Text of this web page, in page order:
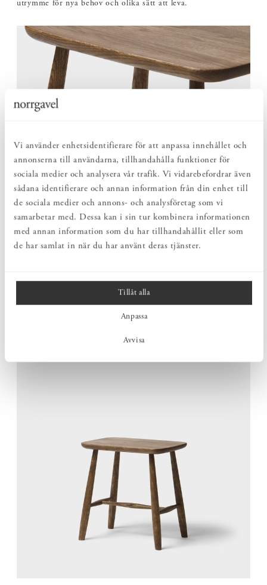
Vi använder enhetsidentifierare för att anpassa innehållet och
annonserna till användarna, tillhandahålla funktioner för
sociala medier och analysera vår trafik. Vi vidarebefordrar även
sådana identifierare och annan information från din enhet till
de sociala medier och annons- och analysföretag som vi
samarbetar med. Dessa kan i sin tur kombinera informationen
med annan information som du har tillhandahållit eller som
de har samlat in när du har använt deras tjänster.
Tillåt alla
Anpassa
Avvisa
utrymme för nya behov och olika sätt att leva.
Den genomtänkta konstruktionen ger en välbalanserad och
använder den för att nå lite högre.